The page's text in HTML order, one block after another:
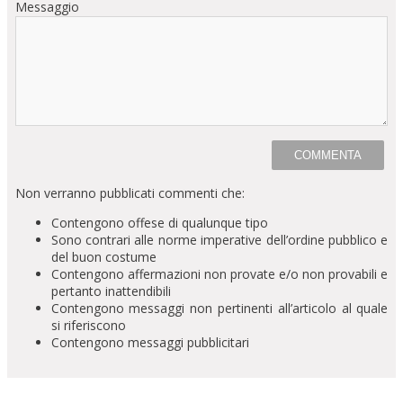
Messaggio
Non verranno pubblicati commenti che:
Contengono offese di qualunque tipo
Sono contrari alle norme imperative dell’ordine pubblico e
del buon costume
Contengono affermazioni non provate e/o non provabili e
pertanto inattendibili
Contengono messaggi non pertinenti all’articolo al quale
si riferiscono
Contengono messaggi pubblicitari